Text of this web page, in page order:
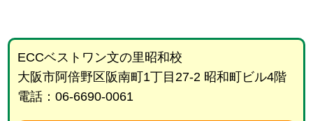
ECCベストワン文の里昭和校
大阪市阿倍野区阪南町1丁目27-2 昭和町ビル4階
電話：06-6690-0061